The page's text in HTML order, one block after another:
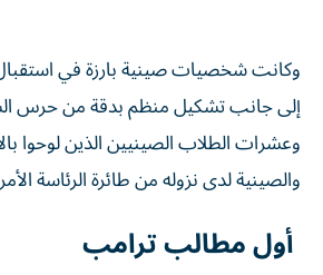
وكانت شخصيات صينية بارزة في
إلى جانب تشكيل منظم بدقة من حرس
وعشرات الطلاب الصينيين الذين لوحوا
والصينية لدى نزوله من طائرة الرئاسة
أول مطالب ترامب